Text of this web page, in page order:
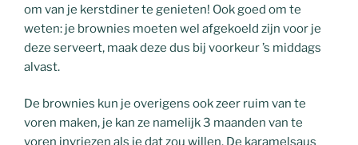
om van je kerstdiner te genieten! Ook goed om te
weten: je brownies moeten wel afgekoeld zijn voor je
deze serveert, maak deze dus bij voorkeur ’s middags
alvast.
De brownies kun je overigens ook zeer ruim van te
voren maken, je kan ze namelijk 3 maanden van te
voren invriezen als je dat zou willen. De karamelsaus